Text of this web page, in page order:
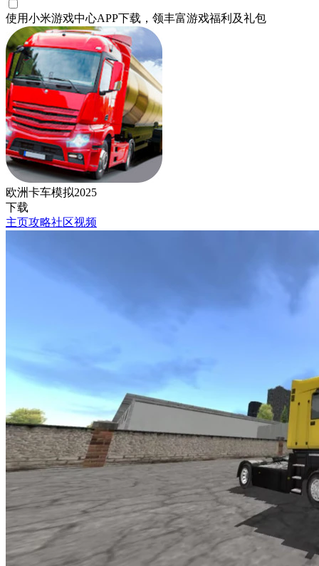
使用小米游戏中心APP下载 ，领丰富游戏福利 及礼包
欧洲卡车模拟2025
下载
主页攻略社区视频